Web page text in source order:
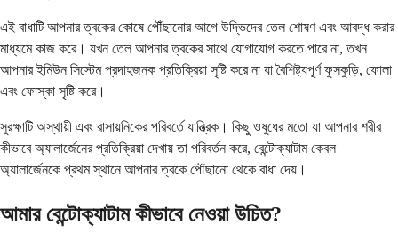
এই বাধাটি আপনার ত্বকের কোষে পৌঁছানোর আগে উদ্ভিদের তেল শোষণ এবং আবদ্ধ করার
মাধ্যমে কাজ করে। যখন তেল আপনার ত্বকের সাথে যোগাযোগ করতে পারে না, তখন
আপনার ইমিউন সিস্টেম প্রদাহজনক প্রতিক্রিয়া সৃষ্টি করে না যা বৈশিষ্ট্যপূর্ণ ফুসকুড়ি, ফোলা
এবং ফোস্কা সৃষ্টি করে।
সুরক্ষাটি অস্থায়ী এবং রাসায়নিকের পরিবর্তে যান্ত্রিক। কিছু ওষুধের মতো যা আপনার শরীর
কীভাবে অ্যালার্জেনের প্রতিক্রিয়া দেখায় তা পরিবর্তন করে, বেন্টোক্যাটাম কেবল
অ্যালার্জেনকে প্রথম স্থানে আপনার ত্বকে পৌঁছানো থেকে বাধা দেয়।
আমার বেন্টোক্যাটাম কীভাবে নেওয়া উচিত?